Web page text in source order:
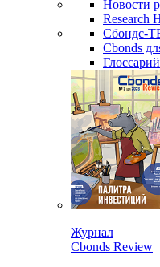
Новости & Research
Новости
Research
Сбондс-
Cbonds
Глоссарий